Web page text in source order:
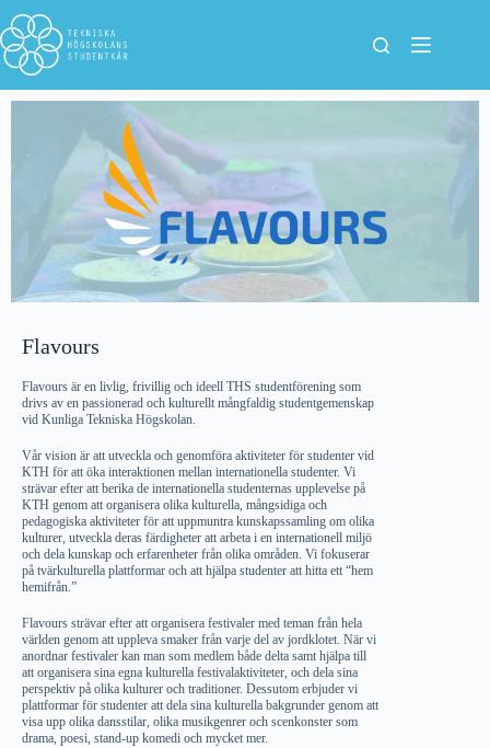
Flavours
Flavours är en livlig, frivillig och ideell THS studentförening som
drivs av en passionerad och kulturellt mångfaldig studentgemenskap
vid Kunliga Tekniska Högskolan.
Vår vision är att utveckla och genomföra aktiviteter för studenter vid
KTH för att öka interaktionen mellan internationella studenter. Vi
strävar efter att berika de internationella studenternas upplevelse på
KTH genom att organisera olika kulturella, mångsidiga och
pedagogiska aktiviteter för att uppmuntra kunskapssamling om olika
kulturer, utveckla deras färdigheter att arbeta i en internationell miljö
och dela kunskap och erfarenheter från olika områden. Vi fokuserar
på tvärkulturella plattformar och att hjälpa studenter att hitta ett “hem
hemifrån.”
Flavours strävar efter att organisera festivaler med teman från hela
världen genom att uppleva smaker från varje del av jordklotet. När vi
anordnar festivaler kan man som medlem både delta samt hjälpa till
att organisera sina egna kulturella festivalaktiviteter, och dela sina
perspektiv på olika kulturer och traditioner. Dessutom erbjuder vi
plattformar för studenter att dela sina kulturella bakgrunder genom att
visa upp olika dansstilar, olika musikgenrer och scenkonster som
drama, poesi, stand-up komedi och mycket mer.